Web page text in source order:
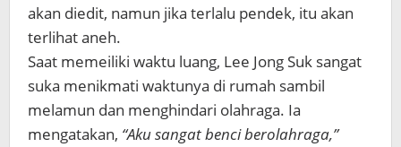
akan diedit, namun jika terlalu pendek, itu akan
terlihat aneh.
Saat memeiliki waktu luang, Lee Jong Suk sangat
suka menikmati waktunya di rumah sambil
melamun dan menghindari olahraga. Ia
mengatakan, “Aku sangat benci berolahraga,”